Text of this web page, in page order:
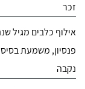
זכר
אילוף כלבים מגיל
פנסיון, משמעת
נקבה